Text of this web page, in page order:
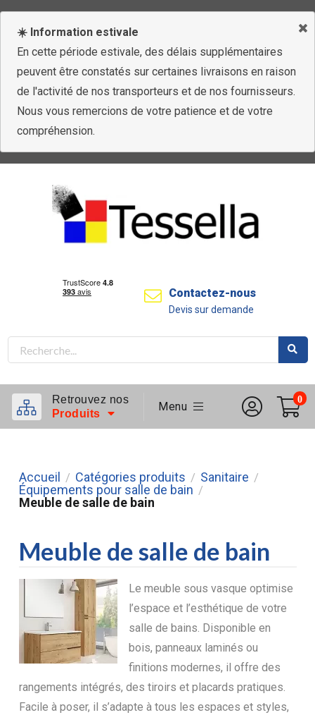
☀️ Information estivale
En cette période estivale, des délais supplémentaires
peuvent être constatés sur certaines livraisons en raison
de l'activité de nos transporteurs et de nos fournisseurs.
Nous vous remercions de votre patience et de votre
compréhension.
Contactez-nous
Devis sur demande
Retrouvez nos
Produits
Menu
0
Accueil / Catégories produits / Sanitaire /
Équipements pour salle de bain /
Meuble de salle de bain
Meuble de salle de bain
Le meuble sous vasque optimise
l’espace et l’esthétique de votre
salle de bains. Disponible en
bois, panneaux laminés ou
finitions modernes, il offre des
rangements intégrés, des tiroirs et placards pratiques.
Facile à poser, il s’adapte à tous les espaces et styles,